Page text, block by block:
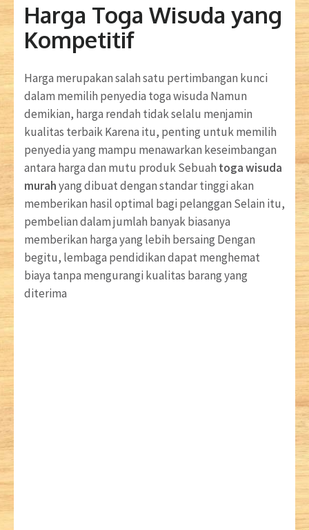
Harga Toga Wisuda yang
Kompetitif
Harga merupakan salah satu pertimbangan kunci
dalam memilih penyedia toga wisuda Namun
demikian, harga rendah tidak selalu menjamin
kualitas terbaik Karena itu, penting untuk memilih
penyedia yang mampu menawarkan keseimbangan
antara harga dan mutu produk Sebuah toga wisuda
murahyang dibuat dengan standar tinggi akan
memberikan hasil optimal bagi pelanggan Selain itu,
pembelian dalam jumlah banyak biasanya
memberikan harga yang lebih bersaing Dengan
begitu, lembaga pendidikan dapat menghemat
biaya tanpa mengurangi kualitas barang yang
diterima